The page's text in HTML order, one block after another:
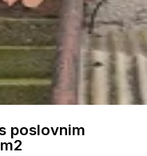
poslovnim